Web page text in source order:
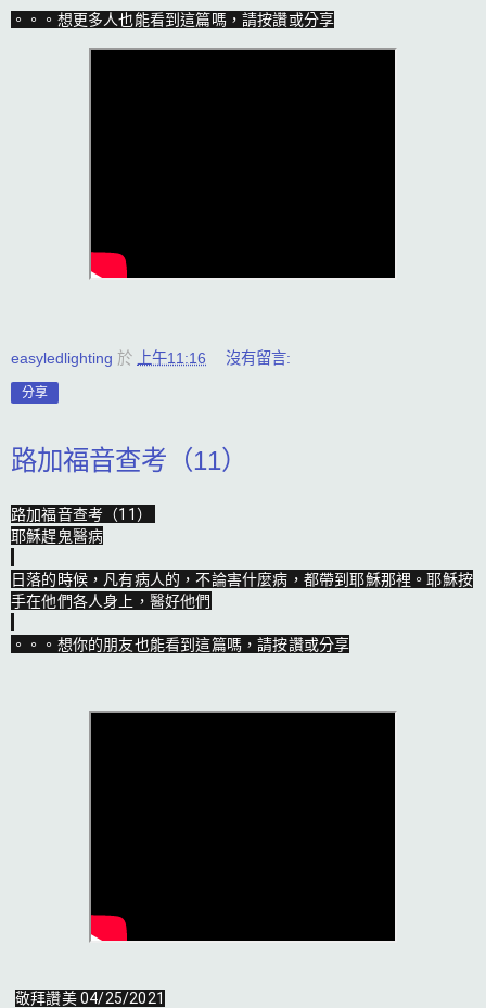
。。。想更多人也能看到這篇嗎，請按讚或分享
easyledlighting 於 上午11:16 沒有留言:
分享
路加福音查考（11）
路加福音查考（11）
耶穌趕鬼醫病
日落的時候，凡有病人的，不論害什麼病，都帶到耶穌那裡。耶穌按
手在他們各人身上，醫好他們
。。。想你的朋友也能看到這篇嗎，請按讚或分享
敬拜讚美 04/25/2021